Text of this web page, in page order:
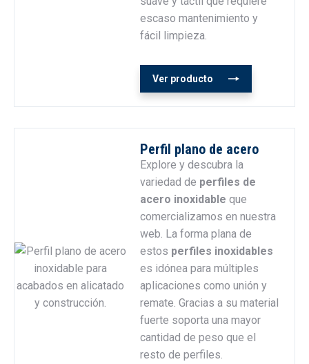
escaso mantenimiento y
fácil limpieza.
Ver producto
Perfil plano de acero
Explore y descubra la
variedad de perfiles de
acero inoxidable que
comercializamos en nuestra
web. La forma plana de
estos perfiles inoxidables
es idónea para múltiples
aplicaciones como unión y
remate. Gracias a su material
fuerte soporta una mayor
cantidad de peso que el
resto de perfiles.